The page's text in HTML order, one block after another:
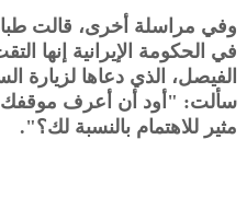
وفي مراسلة أخرى، قالت
في الحكومة الإيرانية إنها
الفيصل، الذي دعاها لزيارة
سألت: "أود أن أعرف
مثير للاهتمام بالنسبة لك؟".